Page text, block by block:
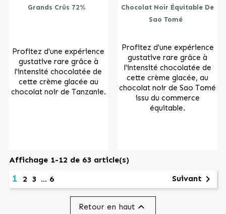
Grands Crûs 72%
Profitez d'une expérience
gustative rare grâce à
l'intensité chocolatée de
cette crème glacée au
chocolat noir de Tanzanie.
Chocolat Noir Équitable De
Sao Tomé
Profitez d'une expérience
gustative rare grâce à
l'intensité chocolatée de
cette crème glacée, au
chocolat noir de Sao Tomé
issu du commerce
équitable.
Affichage 1-12 de 63 article(s)
1 2 3 … 6 Suivant 
Retour en haut 